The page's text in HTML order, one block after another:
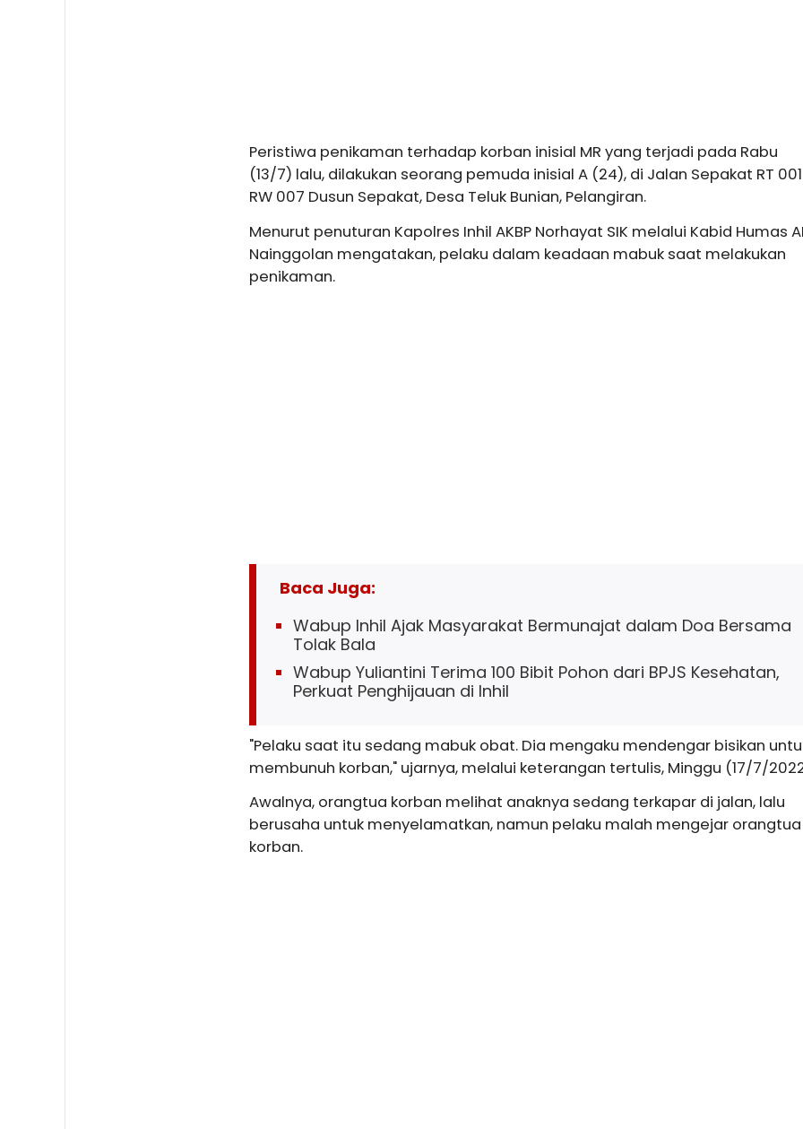
Peristiwa penikaman terhadap korban inisial MR yang terjadi pada Rabu
(13/7) lalu, dilakukan seorang pemuda inisial A (24), di Jalan Sepakat RT 001
RW 007 Dusun Sepakat, Desa Teluk Bunian, Pelangiran.
Menurut penuturan Kapolres Inhil AKBP Norhayat SIK melalui Kabid Humas
Nainggolan mengatakan, pelaku dalam keadaan mabuk saat melakukan
penikaman.
Baca Juga:
Wabup Inhil Ajak Masyarakat Bermunajat dalam Doa Bersama
Tolak Bala
Wabup Yuliantini Terima 100 Bibit Pohon dari BPJS Kesehatan,
Perkuat Penghijauan di Inhil
"Pelaku saat itu sedang mabuk obat. Dia mengaku mendengar bisikan
membunuh korban," ujarnya, melalui keterangan tertulis, Minggu (17/7/
Awalnya, orangtua korban melihat anaknya sedang terkapar di jalan, lalu
berusaha untuk menyelamatkan, namun pelaku malah mengejar orangtua
korban.